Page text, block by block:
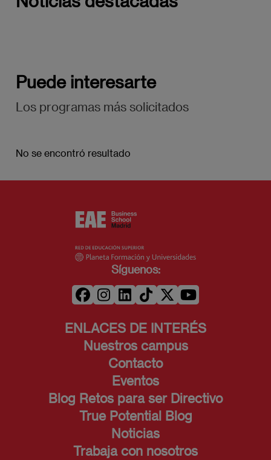
Puede interesarte
Los programas más solicitados
No se encontró resultado
Síguenos:
ENLACES DE INTERÉS
Nuestros campus
Contacto
Eventos
Blog Retos para ser Directivo
True Potential Blog
Noticias
Trabaja con nosotros